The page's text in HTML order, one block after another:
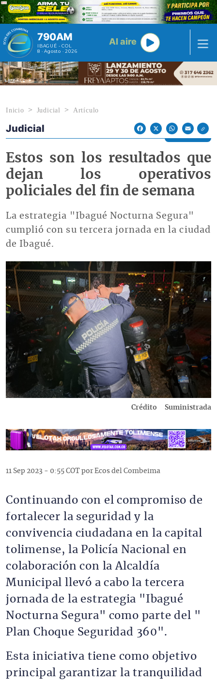
Pasar al contenido principal
790AM
IBAGUÉ - COL
8 · Agosto · 2026
Al aire
Inicio Judicial Artículo
Econoticias y Eventos
Judicial
FacebookX WhatsAppEmail
Estos son los resultados que
dejan los operativos
policiales del fin de semana
La estrategia "Ibagué Nocturna Segura"
cumplió con su tercera jornada en la ciudad
de Ibagué.
Imagen
Crédito Suministrada
11 Sep 2023 - 0:55 COT por Ecos del Combeima
Continuando con el compromiso de
fortalecer la seguridad y la
convivencia ciudadana en la capital
tolimense, la Policía Nacional en
colaboración con la Alcaldía
Municipal llevó a cabo la tercera
jornada de la estrategia "Ibagué
Nocturna Segura" como parte del "
Plan Choque Seguridad 360".
Esta iniciativa tiene como objetivo
principal garantizar la tranquilidad